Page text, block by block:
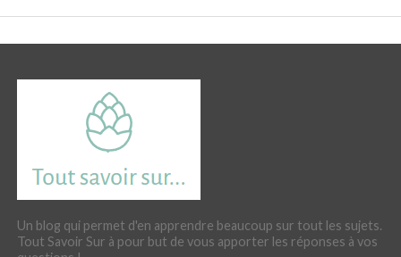
Un blog qui permet d'en apprendre beaucoup sur tout les sujets.
Tout Savoir Sur à pour but de vous apporter les réponses à vos